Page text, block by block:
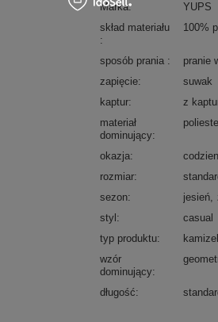
Marka
YUPS
skład materiału
100%
sposób prania
pranie
zapięcie
suwak
kaptur
z
materiał
dominujący
okazja
rozmiar
sezon
jesień
styl
casual
typ produktu
wzór
dominujący
długość